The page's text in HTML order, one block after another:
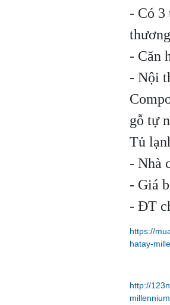
- Có 3
- Căn
- Nội
gỗ tự
Tủ
- Nhà
- Giá
- ĐT
https://
hatay-
http://